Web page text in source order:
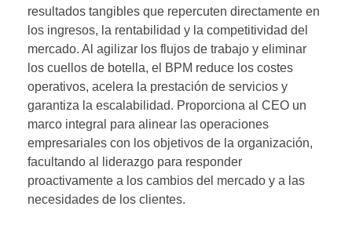
resultados tangibles que repercuten directamente en
los ingresos, la rentabilidad y la competitividad del
mercado. Al agilizar los flujos de trabajo y eliminar
los cuellos de botella, el BPM reduce los costes
operativos, acelera la prestación de servicios y
garantiza la escalabilidad. Proporciona al CEO un
marco integral para alinear las operaciones
empresariales con los objetivos de la organización,
facultando al liderazgo para responder
proactivamente a los cambios del mercado y a las
necesidades de los clientes.